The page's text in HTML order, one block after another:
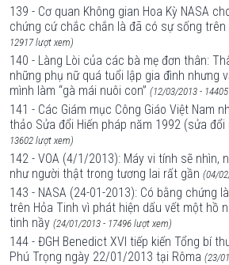
139 - Cơ quan Không gian Hoa Kỳ NASA
chứng cứ chắc chắn là đã có sự sống trên
12917 lượt xem)
140 - Làng Lòi của các bà mẹ đơn thân:
những phụ nữ quá tuổi lập gia đình nhưng
mình làm “gà mái nuôi con” (12/03/2013 -
141 - Các Giám mục Công Giáo Việt Nam
thảo Sửa đổi Hiến pháp năm 1992 (sửa đổi
13602 lượt xem)
142 - VOA (4/1/2013): Máy vi tính sẽ nhìn,
như người thật trong tương lai rất gần (04/
143 - NASA (24-01-2013): Có bằng chứng
trên Hỏa Tinh vì phát hiện dấu vết một hồ
tinh nầy (24/01/2013 - 17496 lượt xem)
144 - ĐGH Benedict XVI tiếp kiến Tổng bí
Phú Trọng ngày 22/01/2013 tại Rôma (23/